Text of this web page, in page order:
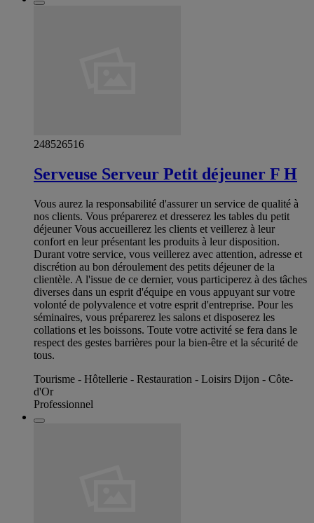
248526516
Serveuse Serveur Petit déjeuner F H
Vous aurez la responsabilité d'assurer un service de qualité à
nos clients. Vous préparerez et dresserez les tables du petit
déjeuner Vous accueillerez les clients et veillerez à leur
confort en leur présentant les produits à leur disposition.
Durant votre service, vous veillerez avec attention, adresse et
discrétion au bon déroulement des petits déjeuner de la
clientèle. A l'issue de ce dernier, vous participerez à des tâches
diverses dans un esprit d'équipe en vous appuyant sur votre
volonté de polyvalence et votre esprit d'entreprise. Pour les
séminaires, vous préparerez les salons et disposerez les
collations et les boissons. Toute votre activité se fera dans le
respect des gestes barrières pour la bien-être et la sécurité de
tous.
Tourisme - Hôtellerie - Restauration - Loisirs Dijon - Côte-
d'Or
Professionnel